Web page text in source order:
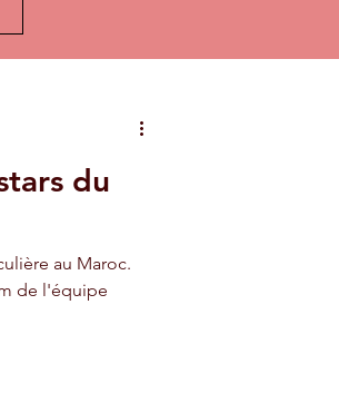
du
au Maroc.
de l'équipe